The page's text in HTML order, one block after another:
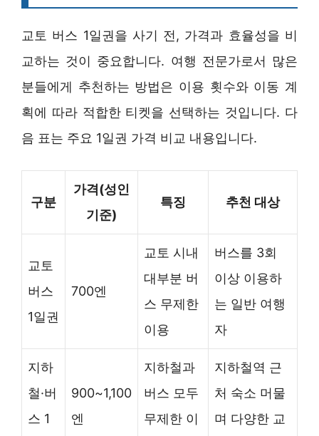
교토 버스 1일권을 사기 전, 가격과 효율성을 비
교하는 것이 중요합니다. 여행 전문가로서 많은
분들에게 추천하는 방법은 이용 횟수와 이동 계
획에 따라 적합한 티켓을 선택하는 것입니다. 다
음 표는 주요 1일권 가격 비교 내용입니다.
구분
가격(성인
기준)
특징 추천 대상
교토
버스
1일권
700엔
교토 시내
대부분 버
스 무제한
이용
버스를 3회
이상 이용하
는 일반 여행
자
지하
철·버
스 1
900~1,100
엔
지하철과
버스 모두
무제한 이
지하철역 근
처 숙소 머물
며 다양한 교